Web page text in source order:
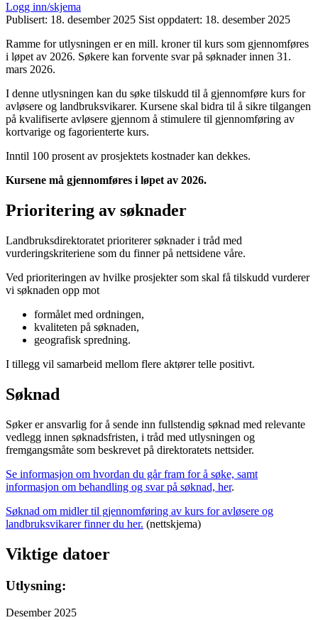
Logg inn/skjema
Publisert: 18. desember 2025 Sist oppdatert: 18. desember 2025
Ramme for utlysningen er en mill. kroner til kurs som gjennomføres
i løpet av 2026. Søkere kan forvente svar på søknader innen 31.
mars 2026.
I denne utlysningen kan du søke tilskudd til å gjennomføre kurs for
avløsere og landbruksvikarer. Kursene skal bidra til å sikre tilgangen
på kvalifiserte avløsere gjennom å stimulere til gjennomføring av
kortvarige og fagorienterte kurs.
Inntil 100 prosent av prosjektets kostnader kan dekkes.
Kursene må gjennomføres i løpet av 2026.
Prioritering av søknader
Landbruksdirektoratet prioriterer søknader i tråd med
vurderingskriteriene som du finner på nettsidene våre.
Ved prioriteringen av hvilke prosjekter som skal få tilskudd vurderer
vi søknaden opp mot
formålet med ordningen,
kvaliteten på søknaden,
geografisk spredning.
I tillegg vil samarbeid mellom flere aktører telle positivt.
Søknad
Søker er ansvarlig for å sende inn fullstendig søknad med relevante
vedlegg innen søknadsfristen, i tråd med utlysningen og
fremgangsmåte som beskrevet på direktoratets nettsider.
Se informasjon om hvordan du går fram for å søke, samt
informasjon om behandling og svar på søknad, her.
Søknad om midler til gjennomføring av kurs for avløsere og
landbruksvikarer finner du her. (nettskjema)
Viktige datoer
Utlysning:
Desember 2025